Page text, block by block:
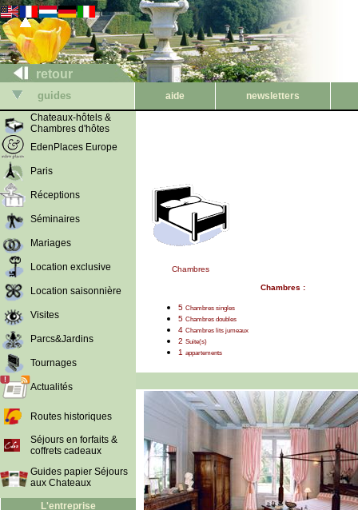
retour
guides aide
newsletters
Chateaux-hôtels &
Chambres d'hôtes
EdenPlaces Europe
Paris
Réceptions
Séminaires
Mariages
Location exclusive
Location saisonnière
Visites
Parcs&Jardins
Tournages
Actualités
Routes historiques
Séjours en forfaits &
coffrets cadeaux
Guides papier Séjours
aux Chateaux
L'entreprise
Chambres
Chambres :
5 Chambres singles
5 Chambres doubles
4 Chambres lits jumeaux
2 Suite(s)
1 appartements